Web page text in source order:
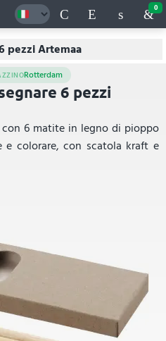
0
pezzi Artemaa
Rotterdam
6 pezzi
con 6 matite in legno di pioppo
e colorare, con scatola kraft e